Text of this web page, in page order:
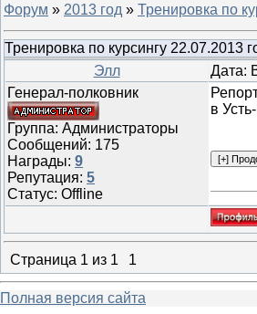
Форум » 2013 год » Тренировка по
Тренировка по курсингу 22.07.2013
Элл
Дата:
Генерал-полковник
Группа: Администраторы
Сообщений: 175
Награды: 9
Репутация: 5
Статус: Offline
в
Страница 1 из 1 1
Полная версия сайта